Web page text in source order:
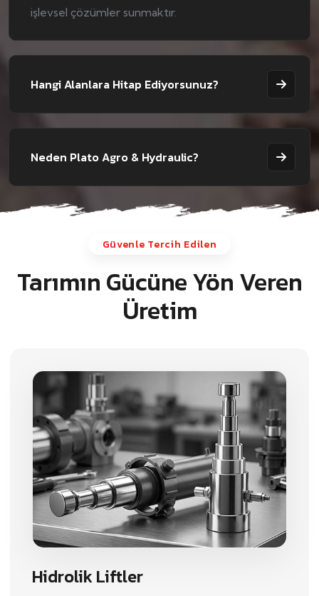
işlevsel çözümler sunmaktır.
Hangi Alanlara Hitap Ediyorsunuz?
Neden Plato Agro & Hydraulic?
Güvenle Tercih Edilen
Tarımın Gücüne Yön Veren
Üretim
Hidrolik Liftler